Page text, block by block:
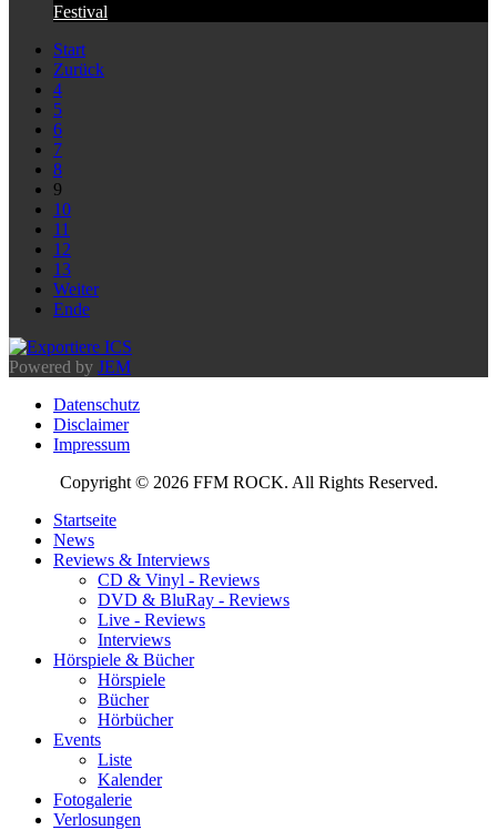
Festival
Start
Zurück
4
5
6
7
8
9
10
11
12
13
Weiter
Ende
Powered by JEM
Datenschutz
Disclaimer
Impressum
Copyright © 2026 FFM ROCK. All Rights Reserved.
Startseite
News
Reviews & Interviews
CD & Vinyl - Reviews
DVD & BluRay - Reviews
Live - Reviews
Interviews
Hörspiele & Bücher
Hörspiele
Bücher
Hörbücher
Events
Liste
Kalender
Fotogalerie
Verlosungen